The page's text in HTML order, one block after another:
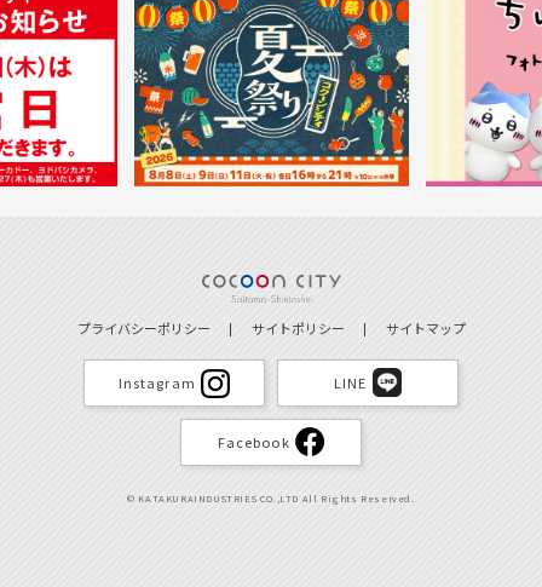
プライバシーポリシー サイトポリシー サイトマップ
Instagram LINE
Facebook
© KATAKURAINDUSTRIES CO.,LTD All Rights Reserved.